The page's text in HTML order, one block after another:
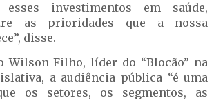
investimentos em saúde,
as prioridades que a nossa
disse.
Wilson Filho, líder do “Blocão” na
a audiência pública “é uma
os setores, os segmentos, as